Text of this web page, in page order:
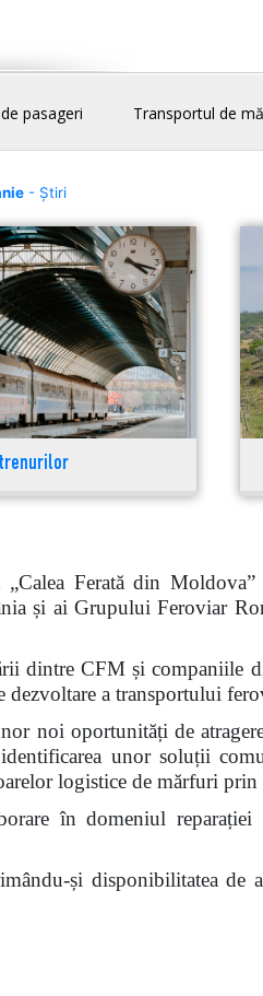
pasageri Transportul de
- Știri
Ferată din
și ai Grupului Feroviar
dintre CFM și
a transportului
noi oportunități de
unor soluții
logistice de mărfuri
în domeniul
și disponibilitatea de